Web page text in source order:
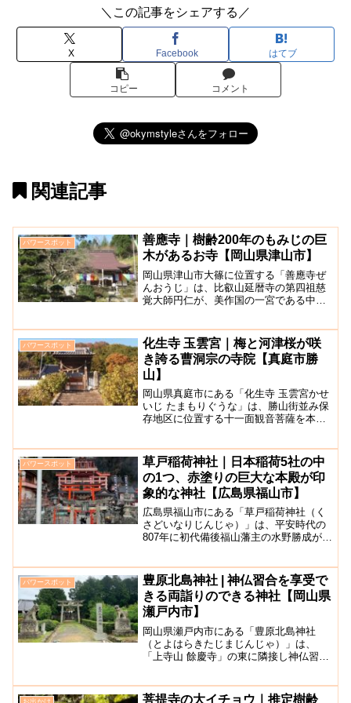
＼この記事をシェアする／
X Facebook はてブ
コピー コメント
関連記事
パワースポット
善應寺｜樹齢200年のもみじの巨
木があるお寺【岡山県津山市】
岡山県津山市大篠に位置する「善應寺ぜ
んおうじ」は、比叡山延暦寺の第四祖慈
覚大師円仁が、美作国の一宮である中山
寸八分の観音像を仏像内に納め本尊とし
建立されました。境内には...
パワースポット
化生寺 玉雲宮｜梅と河津桜が咲
き誇る曹洞宗の寺院【真庭市勝
山】
岡山県真庭市にある「化生寺 玉雲宮かせ
いじ たまもりぐうな」は、勝山街並み保
存地区に位置する十一面観音菩薩を本尊
います。中国勝山駅前の坂道をまっすぐ
登った場所にあり、立...
パワースポット
草戸稲荷神社｜日本稲荷5社の中
の1つ、赤塗りの巨大な本殿が印
象的な神社【広島県福山市】
広島県福山市にある「草戸稲荷神社（く
さどいなりじんじゃ）」は、平安時代の
807年に初代備後福山藩主の水野勝成が再
草戸稲荷神社は京都伏見稲荷の系列の中
の日本稲荷5社の中の...
パワースポット
豊原北島神社 | 神仏習合を享受で
きる両詣りのできる神社【岡山県
瀬戸内市】
岡山県瀬戸内市にある「豊原北島神社
（とよはらきたじまじんじゃ）」は、
「上寺山 餘慶寺」の東に隣接し神仏習合
のは珍しいです。お正月にはお隣の餘慶
お出かけ 菩提寺の大イチョウ｜推定樹齢